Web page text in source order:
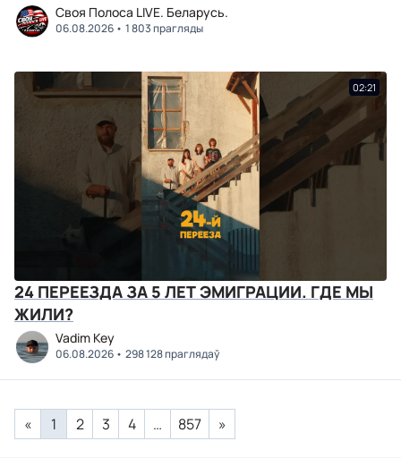
Своя Полоса LIVE. Беларусь.
06.08.2026 1 803 прагляды
02:21
24 ПЕРЕЕЗДА ЗА 5 ЛЕТ ЭМИГРАЦИИ. ГДЕ МЫ
ЖИЛИ?
Vadim Key
06.08.2026 298 128 праглядаў
« 1 2 3 4 … 857 »